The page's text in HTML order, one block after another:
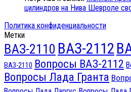
цилиндров на Нива Шевроле
Политика конфиденциальности
Метки
ВАЗ-2110 ВАЗ-2112
ВАЗ-2110 Вопросы ВАЗ-2112
Вопросы Лада Гранта